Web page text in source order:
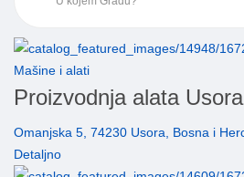
Mašine i alati
Proizvodnja alata
Omanjska 5, 74230 Usora, Bosna i
Detaljno